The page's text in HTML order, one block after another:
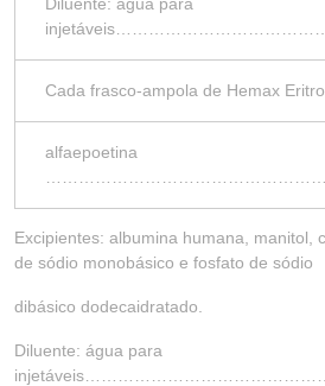
Cada frasco-ampola de Hemax
alfaepoetina
Excipientes: albumina humana, manitol,
de sódio monobásico e fosfato de sódio
dibásico dodecaidratado.
Diluente: água para